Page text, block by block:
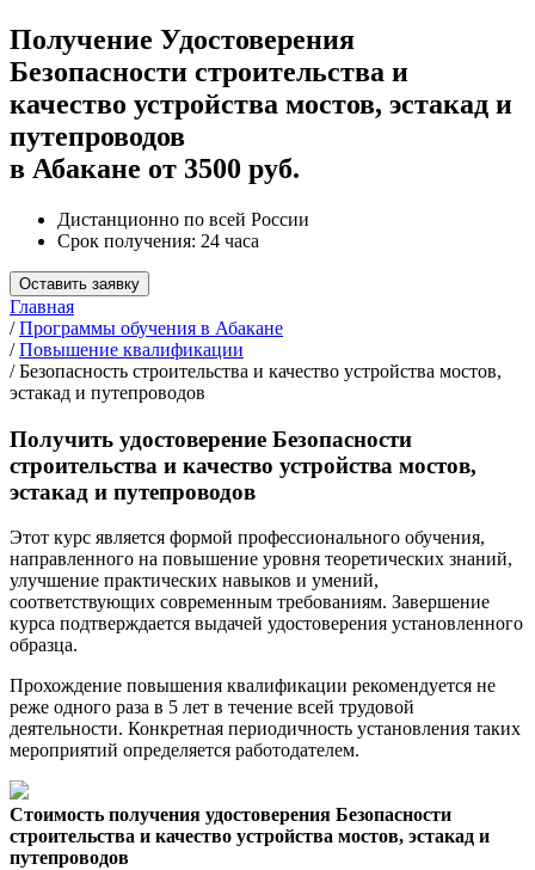
Получение Удостоверения
Безопасности строительства и
качество устройства мостов, эстакад и
путепроводов
в Абакане от 3500 руб.
Дистанционно по всей России
Срок получения: 24 часа
Оставить заявку
Главная
/Программы обучения в Абакане
/Повышение квалификации
/Безопасность строительства и качество устройства мостов,
эстакад и путепроводов
Получить удостоверение Безопасности
строительства и качество устройства мостов,
эстакад и путепроводов
Этот курс является формой профессионального обучения,
направленного на повышение уровня теоретических знаний,
улучшение практических навыков и умений,
соответствующих современным требованиям. Завершение
курса подтверждается выдачей удостоверения установленного
образца.
Прохождение повышения квалификации рекомендуется не
реже одного раза в 5 лет в течение всей трудовой
деятельности. Конкретная периодичность установления таких
мероприятий определяется работодателем.
Стоимость получения удостоверения Безопасности
строительства и качество устройства мостов, эстакад и
путепроводов